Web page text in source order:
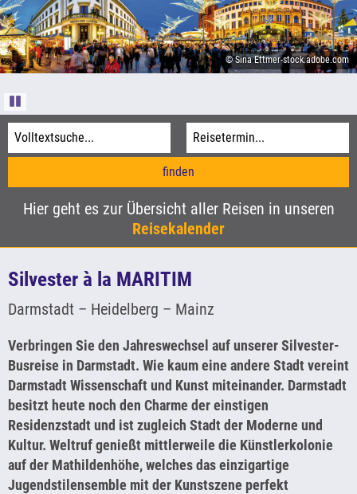
Informationen
Agentur-Login
© Sina Ettmer-stock.adobe.com
Hier geht es zur Übersicht aller Reisen in unseren
Reisekalender
Silvester à la MARITIM
Darmstadt – Heidelberg – Mainz
Verbringen Sie den Jahreswechsel auf unserer Silvester-
Busreise in Darmstadt. Wie kaum eine andere Stadt vereint
Darmstadt Wissenschaft und Kunst miteinander. Darmstadt
besitzt heute noch den Charme der einstigen
Residenzstadt und ist zugleich Stadt der Moderne und
Kultur. Weltruf genießt mittlerweile die Künstlerkolonie
auf der Mathildenhöhe, welches das einzigartige
Jugendstilensemble mit der Kunstszene perfekt